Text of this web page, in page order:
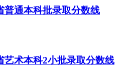
普通本科批录取分数线
艺术本科2小批录取分数线